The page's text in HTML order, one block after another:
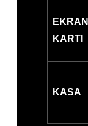
EKRAN
KARTI
KASA